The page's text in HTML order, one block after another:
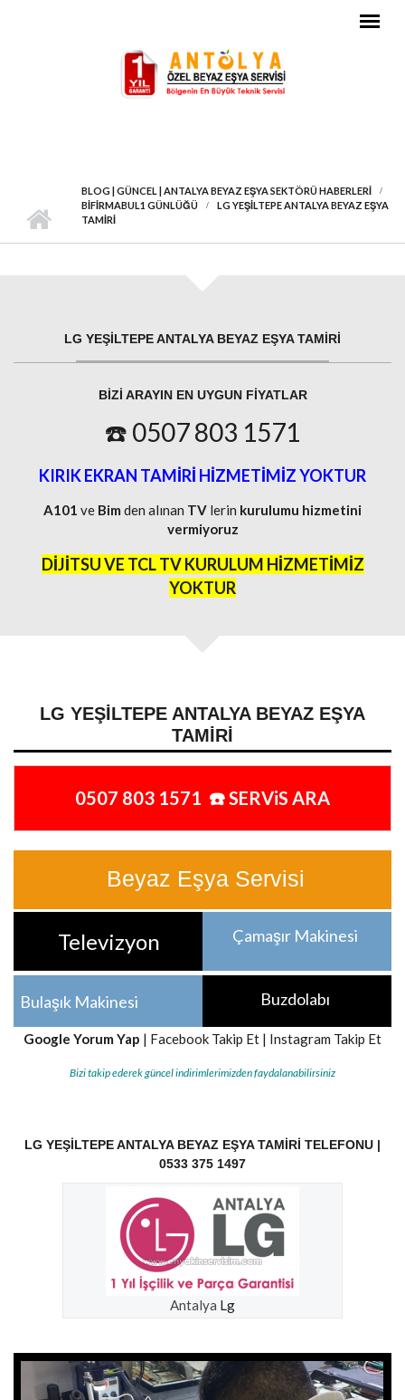
BLOG | GÜNCEL | ANTALYA BEYAZ EŞYA SEKTÖRÜ HABERLERI
BIFIRMABUL1 GÜNLÜĞÜ
LG YEŞILTEPE ANTALYA BEYAZ EŞYA
TAMIRI
LG YEŞILTEPE ANTALYA BEYAZ EŞYA TAMIRI
BIZI ARAYIN EN UYGUN FIYATLAR
☎️ 0507 803 1571
KIRIK EKRAN TAMİRİ HİZMETİMİZ YOKTUR
A101 ve Bim den alınan TV lerin kurulumu hizmetini
vermiyoruz
DİJİTSU VE TCL TV KURULUM HİZMETİMİZ
YOKTUR
LG YEŞILTEPE ANTALYA BEYAZ EŞYA
TAMIRI
0507 803 1571 ☎️ SERViS ARA
Beyaz Eşya Servisi
Televizyon Çamaşır Makinesi
Bulaşık Makinesi Buzdolabı
Google Yorum Yap | Facebook Takip Et | Instagram Takip Et
Bizi takip ederek güncel indirimlerimizden faydalanabilirsiniz
LG YEŞILTEPE ANTALYA BEYAZ EŞYA TAMIRI TELEFONU |
0533 375 1497
Antalya Lg